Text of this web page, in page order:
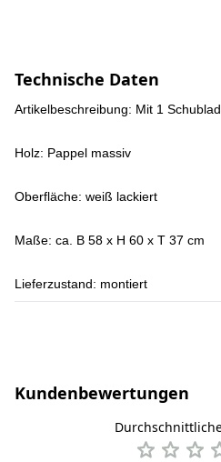
Technische Daten
Artikelbeschreibung: Mit 1
Holz: Pappel massiv
Oberfläche: weiß lackiert
Maße: ca. B 58 x H 60 x T 37 cm
Lieferzustand: montiert
Kundenbewertungen